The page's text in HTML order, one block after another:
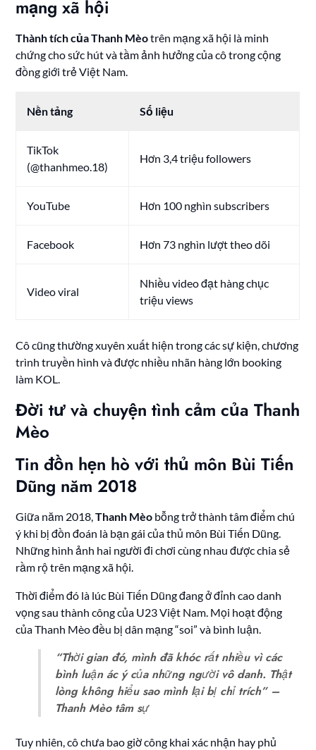
mạng xã hội
Thành tích của Thanh Mèotrên mạng xã hội là minh
chứng cho sức hút và tầm ảnh hưởng của cô trong cộng
đồng giới trẻ Việt Nam.
Nền tảng Số liệu
TikTok
(@thanhmeo.18)
Hơn 3,4 triệu followers
YouTube Hơn 100 nghìn subscribers
Facebook Hơn 73 nghìn lượt theo dõi
Video viral
Nhiều video đạt hàng chục
triệu views
Cô cũng thường xuyên xuất hiện trong các sự kiện, chương
trình truyền hình và được nhiều nhãn hàng lớn booking
làm KOL.
Đời tư và chuyện tình cảm của Thanh
Mèo
Tin đồn hẹn hò với thủ môn Bùi Tiến
Dũng năm 2018
Giữa năm 2018,Thanh Mèo bỗng trở thành tâm điểm chú
ý khi bị đồn đoán là bạn gái của thủ môn Bùi Tiến Dũng.
Những hình ảnh hai người đi chơi cùng nhau được chia sẻ
rầm rộ trên mạng xã hội.
Thời điểm đó là lúc Bùi Tiến Dũng đang ở đỉnh cao danh
vọng sau thành công của U23 Việt Nam. Mọi hoạt động
của Thanh Mèo đều bị dân mạng “soi” và bình luận.
“Thời gian đó, mình đã khóc rất nhiều vì các
bình luận ác ý của những người vô danh. Thật
lòng không hiểu sao mình lại bị chỉ trích” –
Thanh Mèo tâm sự
Tuy nhiên, cô chưa bao giờ công khai xác nhận hay phủ